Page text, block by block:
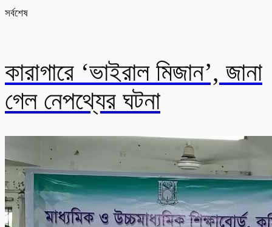
সর্বশেষ
কারাগারে ‘ভাইরাল মিজান’, জানা
গেল নেপথ্যের ঘটনা